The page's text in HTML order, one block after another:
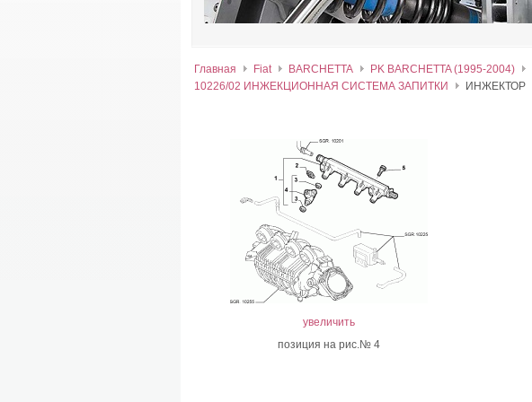
Главная Fiat BARCHETTA PK BARCHETTA (1995-2004)
10226/02 ИНЖЕКЦИОННАЯ СИСТЕМА ЗАПИТКИ
ИНЖЕКТОР
увеличить
позиция на рис.№ 4